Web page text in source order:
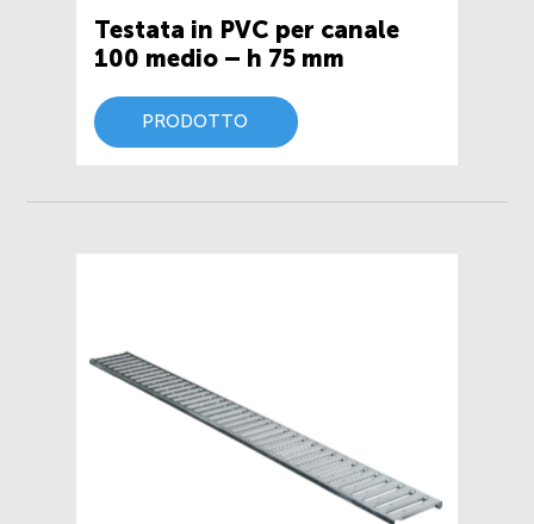
Testata in PVC per canale
100 medio – h 75 mm
PRODOTTO